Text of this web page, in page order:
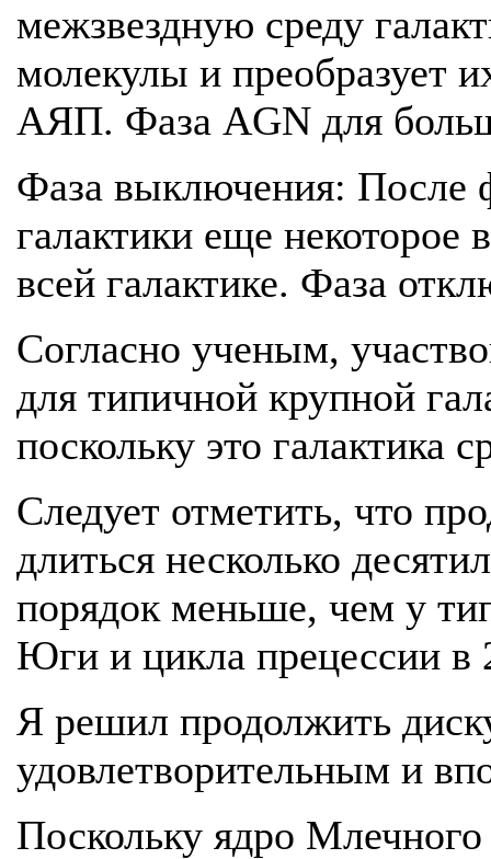
межзвездную среду
молекулы и преобразует
АЯП. Фаза AGN для
Фаза выключения: После
галактики еще некоторое
всей галактике. Фаза
Согласно ученым,
для типичной крупной
поскольку это галактика
Следует отметить, что
длиться несколько
порядок меньше, чем у
Юги и цикла прецессии в
Я решил продолжить
удовлетворительным и
Поскольку ядро